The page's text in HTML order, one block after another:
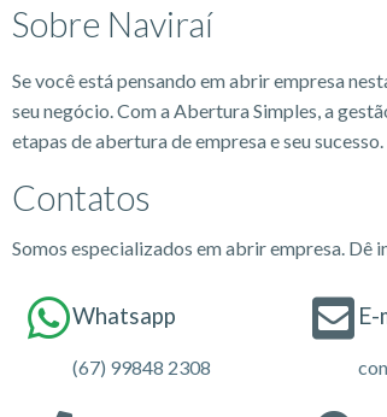
Sobre Naviraí
Se você está pensando em abrir empresa
seu negócio. Com a Abertura Simples, a
etapas de abertura de empresa e seu sucesso.
Contatos
Somos especializados em abrir empresa.
Whatsapp
(67) 99848 2308
E-